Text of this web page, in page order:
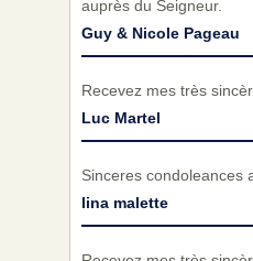
auprès du Seigneur.
Guy & Nicole Pageau
Recevez mes très
Luc Martel
Sinceres condoleances
lina malette